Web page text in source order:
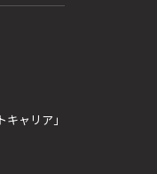
ャリア」